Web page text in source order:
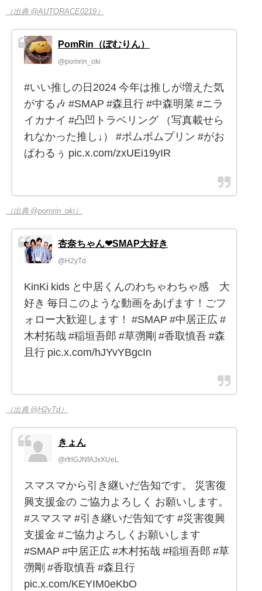
（出典 @AUTORACE0219）
PomRin（ぽむりん）
@pomrin_oki
#いい推しの日2024 今年は推しが増えた気
がする🎶 #SMAP #森且行 #中森明菜 #ニラ
イカナイ #凸凹トラベリング （写真載せら
れなかった推し↓） #ポムポムプリン #がお
ぱわるぅ pic.x.com/zxUEi19yIR
（出典 @pomrin_oki）
杏奈ちゃん❤SMAP大好き
@H2yTd
KinKi kids と中居くんのわちゃわちゃ感 大
好き 毎日このような動画をあげます！ごフ
ォロー大歓迎します！ #SMAP #中居正広 #
木村拓哉 #稲垣吾郎 #草彅剛 #香取慎吾 #森
且行 pic.x.com/hJYvYBgcIn
（出典 @H2yTd）
きょん
@rfrlGJNfAJxXUeL
スマスマから引き継いだ告知です。 災害復
興支援金の ご協力よろしく お願いします。
#スマスマ #引き継いだ告知です #災害復興
支援金 #ご協力よろしくお願いします
#SMAP #中居正広 #木村拓哉 #稲垣吾郎 #草
彅剛 #香取慎吾 #森且行
pic.x.com/KEYIM0eKbO